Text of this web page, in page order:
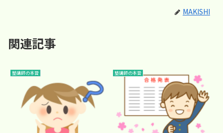
MAKISHI
関連記事
塾講師の本音 塾講師の本音